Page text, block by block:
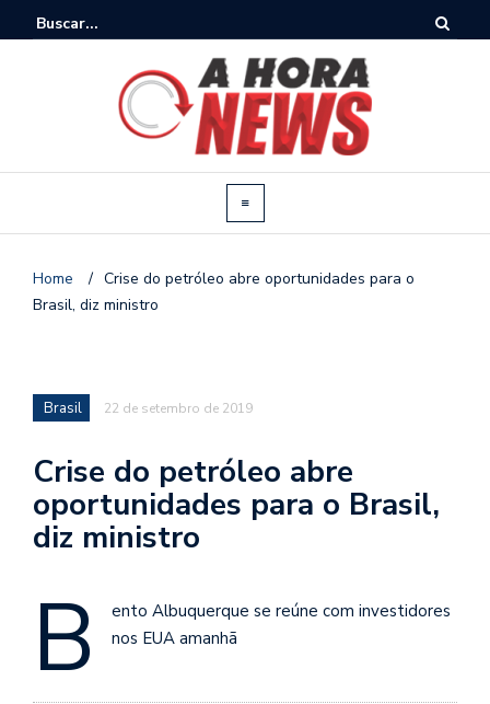
Home / Crise do petróleo abre oportunidades para o
Brasil, diz ministro
Brasil 22 de setembro de 2019
Crise do petróleo abre
oportunidades para o Brasil,
diz ministro
B
ento Albuquerque se reúne com investidores
nos EUA amanhã